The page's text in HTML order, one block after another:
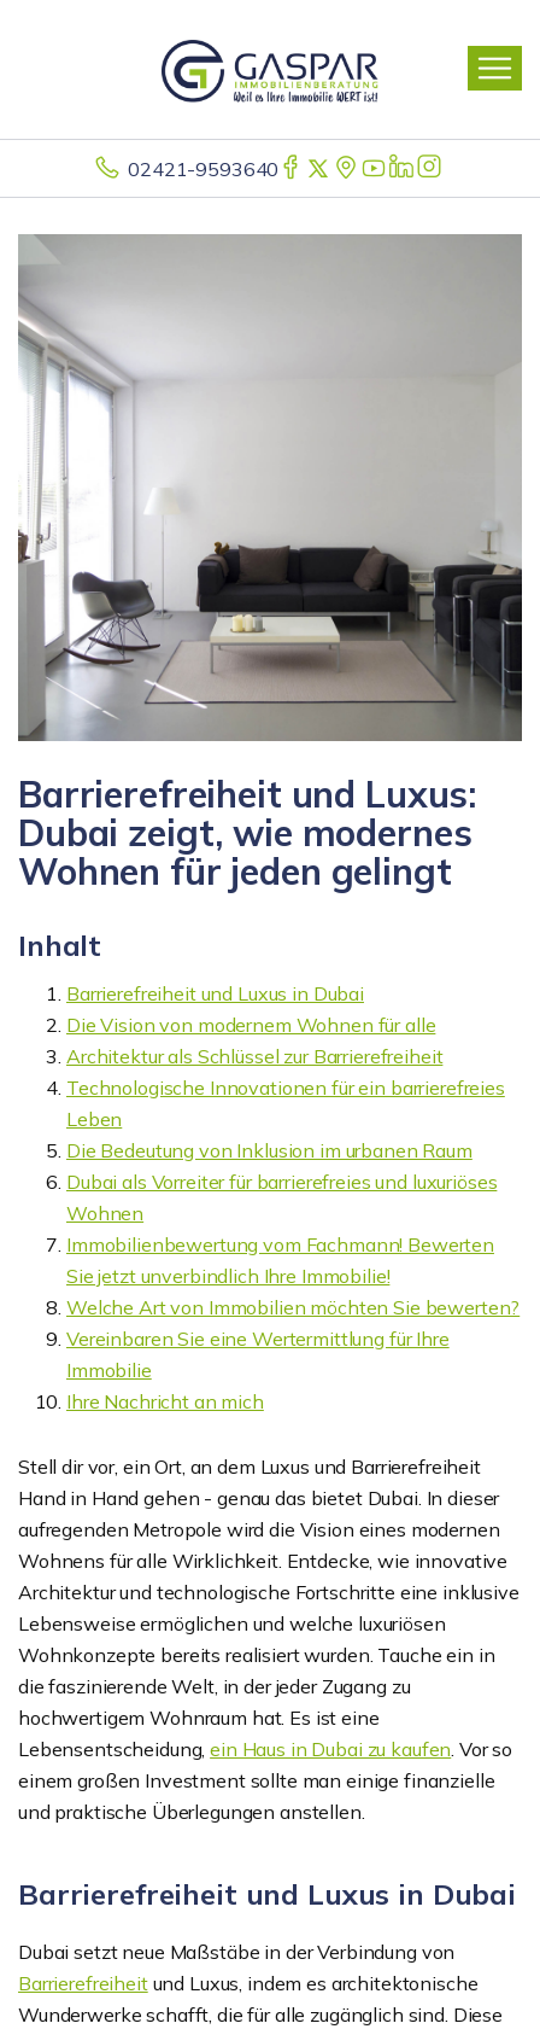
02421-9593640
Barrierefreiheit und Luxus:
Dubai zeigt, wie modernes
Wohnen für jeden gelingt
Inhalt
Barrierefreiheit und Luxus in Dubai
Die Vision von modernem Wohnen für alle
Architektur als Schlüssel zur Barrierefreiheit
Technologische Innovationen für ein barrierefreies
Leben
Die Bedeutung von Inklusion im urbanen Raum
Dubai als Vorreiter für barrierefreies und luxuriöses
Wohnen
Immobilienbewertung vom Fachmann! Bewerten
Sie jetzt unverbindlich Ihre Immobilie!
Welche Art von Immobilien möchten Sie bewerten?
Vereinbaren Sie eine Wertermittlung für Ihre
Immobilie
Ihre Nachricht an mich
Stell dir vor, ein Ort, an dem Luxus und Barrierefreiheit
Hand in Hand gehen - genau das bietet Dubai. In dieser
aufregenden Metropole wird die Vision eines modernen
Wohnens für alle Wirklichkeit. Entdecke, wie innovative
Architektur und technologische Fortschritte eine inklusive
Lebensweise ermöglichen und welche luxuriösen
Wohnkonzepte bereits realisiert wurden. Tauche ein in
die faszinierende Welt, in der jeder Zugang zu
hochwertigem Wohnraum hat. Es ist eine
Lebensentscheidung,ein Haus in Dubai zu kaufen. Vor so
einem großen Investment sollte man einige finanzielle
und praktische Überlegungen anstellen.
Barrierefreiheit und Luxus in Dubai
Dubai setzt neue Maßstäbe in der Verbindung von
Barrierefreiheitund Luxus, indem es architektonische
Wunderwerke schafft, die für alle zugänglich sind. Diese